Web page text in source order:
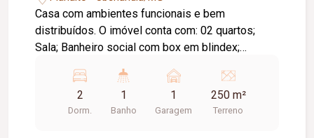
Casa com ambientes funcionais e bem
distribuídos. O imóvel conta com: 02 quartos;
Sala; Banheiro social com box em blindex;
coberta; Diferenciais do imóvel: Cozinha com
armários; Banheiro com box em blindex;
Ambientes funcionais e bem distribuídos.
2
Dorm.
1
Banho
1
Garagem
250 m²
Terreno